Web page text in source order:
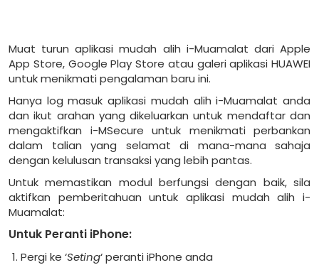
Muat turun aplikasi mudah alih i-Muamalat dari Apple
App Store, Google Play Store atau galeri aplikasi HUAWEI
untuk menikmati pengalaman baru ini.
Hanya log masuk aplikasi mudah alih i-Muamalat anda
dan ikut arahan yang dikeluarkan untuk mendaftar dan
mengaktifkan i-MSecure untuk menikmati perbankan
dalam talian yang selamat di mana-mana sahaja
dengan kelulusan transaksi yang lebih pantas.
Untuk memastikan modul berfungsi dengan baik, sila
aktifkan pemberitahuan untuk aplikasi mudah alih i-
Muamalat:
Untuk Peranti iPhone:
Pergi ke ‘Seting‘ peranti iPhone anda